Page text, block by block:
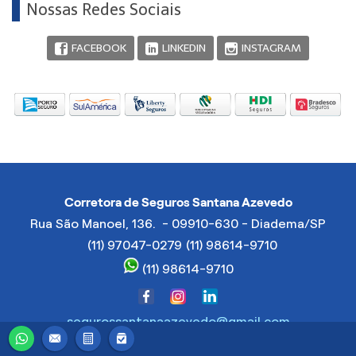
Nossas Redes Sociais
FACEBOOK LINKEDIN INSTAGRAM
Corretora de Seguros Santana Azevedo
Rua São Manoel, 136. - 09910-630 - Diadema/SP
(11) 97047-0279 (11) 98614-9710
(11) 98614-9710
segurossantanaazevedo@gmail.com